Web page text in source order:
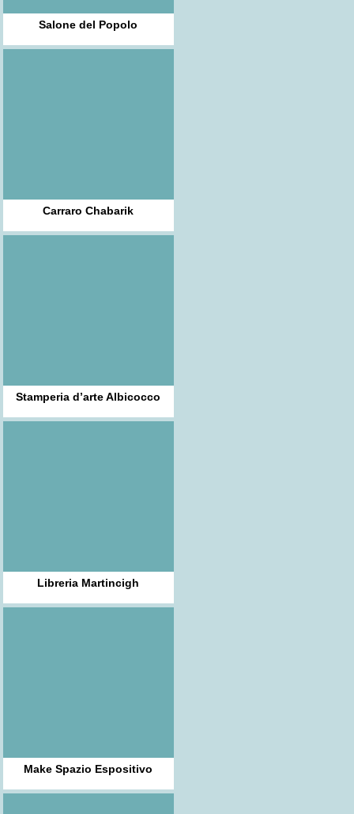
Salone del Popolo
Carraro Chabarik
Stamperia d’arte Albicocco
Libreria Martincigh
Make Spazio Espositivo